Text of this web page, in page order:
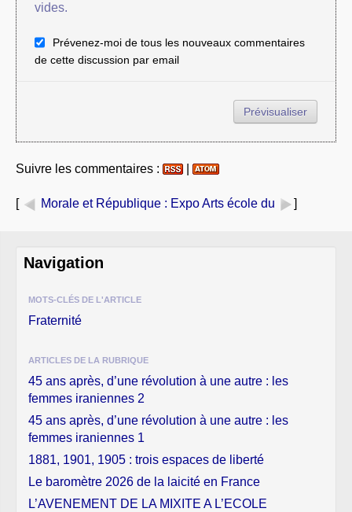
vides.
Prévenez-moi de tous les nouveaux commentaires
de cette discussion par email
Suivre les commentaires :
Morale et République : Expo Arts école du
Navigation
MOTS-CLÉS DE L'ARTICLE
Fraternité
ARTICLES DE LA RUBRIQUE
45 ans après, d’une révolution à une autre : les
femmes iraniennes 2
45 ans après, d’une révolution à une autre : les
femmes iraniennes 1
1881, 1901, 1905 : trois espaces de liberté
Le baromètre 2026 de la laicité en France
L’AVENEMENT DE LA MIXITE A L’ECOLE